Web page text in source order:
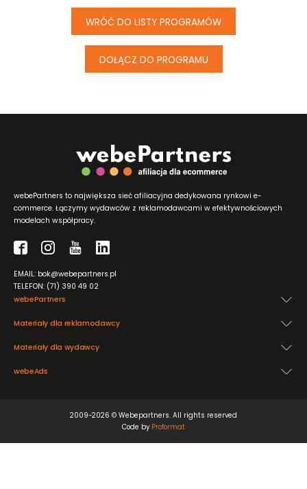
WRÓĆ DO LISTY PROGRAMÓW
DOŁĄCZ DO PROGRAMU
webePartners
Materiały dla reklamodawcy
Materiały dla wydawcy
webeAds
webePartners to największa sieć afiliacyjna dedykowana rynkowi e-
commerce. Łączymy wydawców z reklamodawcami w efektywnościowych
modelach współpracy.
EMAIL: bok@webepartners.pl
TELEFON: (71) 390 49 02
2009-2026 © Webepartners. All rights reserved
Code by Proformat